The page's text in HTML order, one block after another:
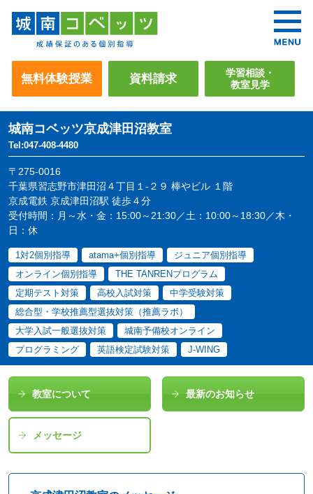
無料体験授業 資料請求
学習相談・
教室見学
城南コベッツ京成津田沼教室
Tel:047-408-4480
〒275-0016
千葉県習志野市津田沼４丁目１-２９ 棒やビル １階
京成電鉄 京成津田沼駅 徒歩４分
受付時間：月～水・金：15:00～21:30／土：10:00～18:30／木・
日：休
1対2個別指導 atama+個別指導
ジュニア個別指導
オンライン個別指導
THE TANRENプログラム
定期テスト対策
高校入試対策
中学受験対策
総合型・学校推薦型選抜対策（推薦ラボ）
大学入試一般選抜対策
城南予備校オンライン
プログラミング
英語検定試験対策 J-WING
教室について 最新のお知らせ
メッセージ